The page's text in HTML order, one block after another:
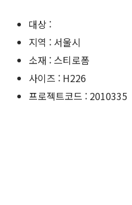
대상 :
지역 : 서울시
소재 : 스티로폼
사이즈 : H226
프로젝트코드 : 2010335